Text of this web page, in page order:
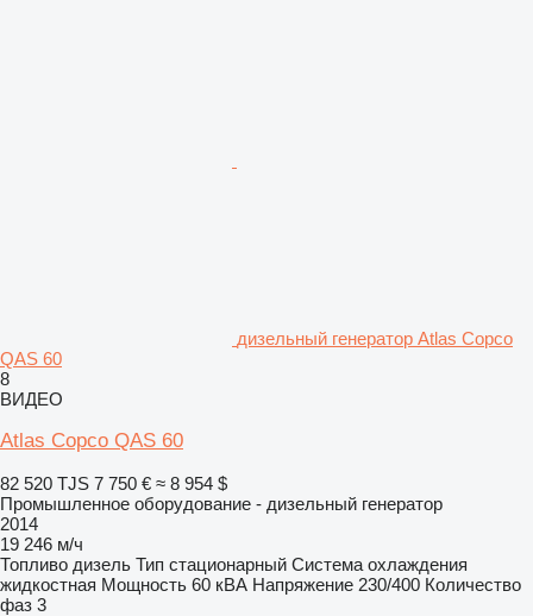
дизельный генератор Atlas Copco
QAS 60
8
ВИДЕО
Atlas Copco QAS 60
82 520 TJS 7 750 € ≈ 8 954 $
Промышленное оборудование - дизельный генератор
2014
19 246 м/ч
Топливо дизель Тип стационарный Система охлаждения
жидкостная Мощность 60 кВА Напряжение 230/400 Количество
фаз 3